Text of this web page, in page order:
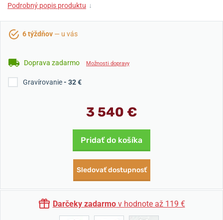
Podrobný popis produktu ↓
6 týždňov — u vás
Doprava zadarmo Možnosti dopravy
Gravírovanie- 32 €
3 540 €
Pridať do košíka
Sledovať dostupnosť
Darčeky zadarmov hodnote až 119 €